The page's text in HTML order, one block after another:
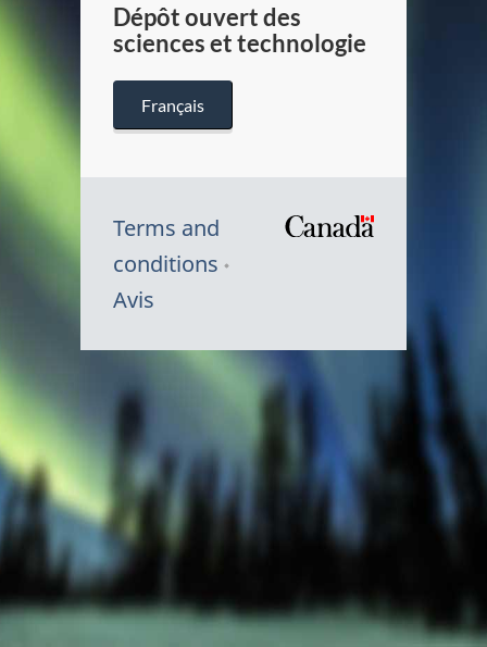
Dépôt ouvert des
sciences et technologie
Français
Terms and
conditions
Avis
Canada